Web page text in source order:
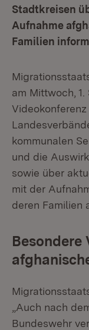
Stadtkreisen
Aufnahme
Familien
am Mittwoch,
kommunalen
und die
sowie über
mit der
deren Familien
„Auch nach
Bundeswehr